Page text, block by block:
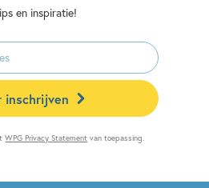
en inspiratie!
inschrijven
WPG Privacy Statement van toepassing.